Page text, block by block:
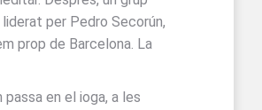
per Pedro Secorún,
prop de Barcelona. La
en el ioga, a les